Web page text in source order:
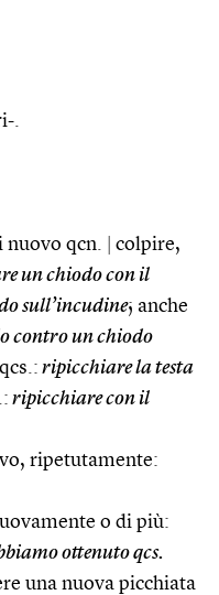
.
qcn.
colpire,
un chiodo con il
sull’incudine; anche
contro un chiodo
ripicchiare la testa
ripicchiare con il
ripetutamente:
o di più:
ottenuto qcs.
una nuova picchiata